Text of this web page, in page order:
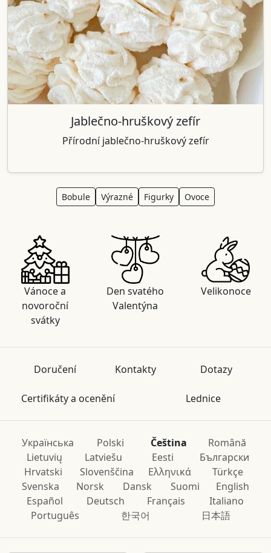
Jablečno-hruškový zefír
Přírodní jablečno-hruškový zefír
Bobule Výrazné Figurky Ovoce
Vánoce a
novoroční
svátky
Den svatého
Valentýna
Velikonoce
Doručení Kontakty Dotazy
Certifikáty a ocenění Lednice
Українська Polski Čeština
Română
Lietuvių
Latviešu Eesti
Български
Hrvatski
Slovenščina Ελληνικά
Türkçe
Svenska
Norsk Dansk Suomi
English
Español
Deutsch Français
Italiano
Português
한국어 日本語